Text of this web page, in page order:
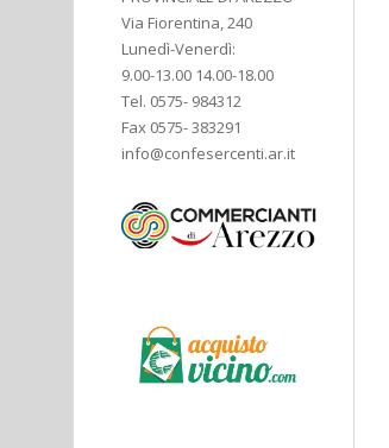
Via Fiorentina, 240
Lunedì-Venerdì:
9.00-13.00 14.00-18.00
Tel. 0575- 984312
Fax 0575- 383291
info@confesercenti.ar.it